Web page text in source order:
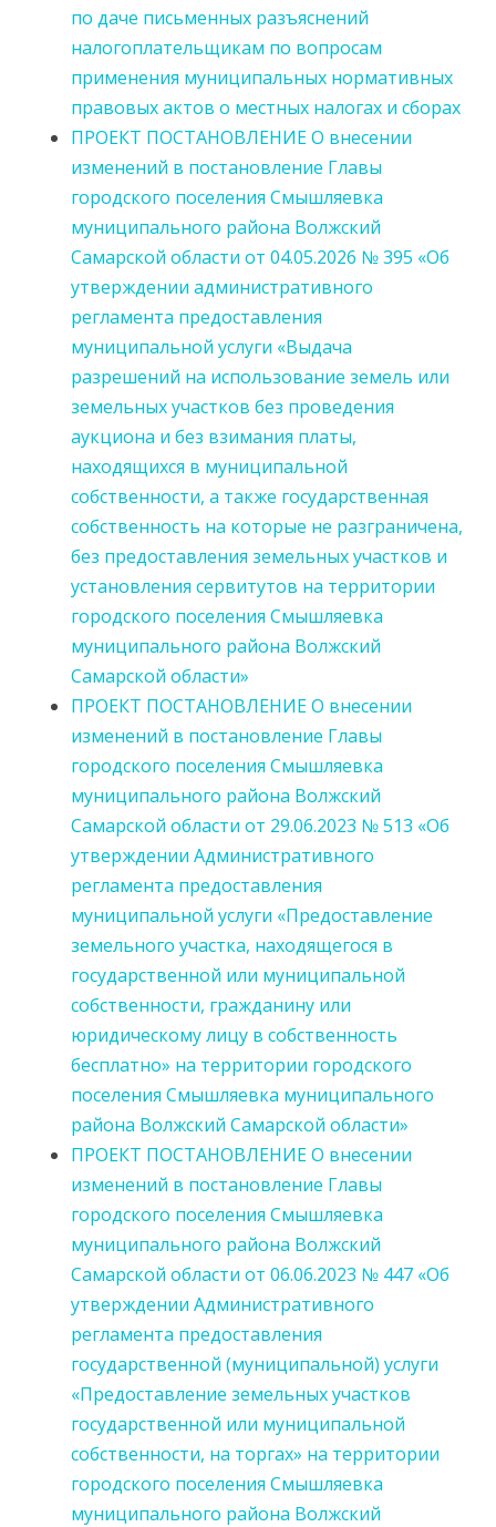
по даче письменных разъяснений
налогоплательщикам по вопросам
применения муниципальных нормативных
правовых актов о местных налогах и сборах
ПРОЕКТ ПОСТАНОВЛЕНИЕ О внесении
изменений в постановление Главы
городского поселения Смышляевка
муниципального района Волжский
Самарской области от 04.05.2026 № 395 «Об
утверждении административного
регламента предоставления
муниципальной услуги «Выдача
разрешений на использование земель или
земельных участков без проведения
аукциона и без взимания платы,
находящихся в муниципальной
собственности, а также государственная
собственность на которые не разграничена,
без предоставления земельных участков и
установления сервитутов на территории
городского поселения Смышляевка
муниципального района Волжский
Самарской области»
ПРОЕКТ ПОСТАНОВЛЕНИЕ О внесении
изменений в постановление Главы
городского поселения Смышляевка
муниципального района Волжский
Самарской области от 29.06.2023 № 513 «Об
утверждении Административного
регламента предоставления
муниципальной услуги «Предоставление
земельного участка, находящегося в
государственной или муниципальной
собственности, гражданину или
юридическому лицу в собственность
бесплатно» на территории городского
поселения Смышляевка муниципального
района Волжский Самарской области»
ПРОЕКТ ПОСТАНОВЛЕНИЕ О внесении
изменений в постановление Главы
городского поселения Смышляевка
муниципального района Волжский
Самарской области от 06.06.2023 № 447 «Об
утверждении Административного
регламента предоставления
государственной (муниципальной) услуги
«Предоставление земельных участков
государственной или муниципальной
собственности, на торгах» на территории
городского поселения Смышляевка
муниципального района Волжский